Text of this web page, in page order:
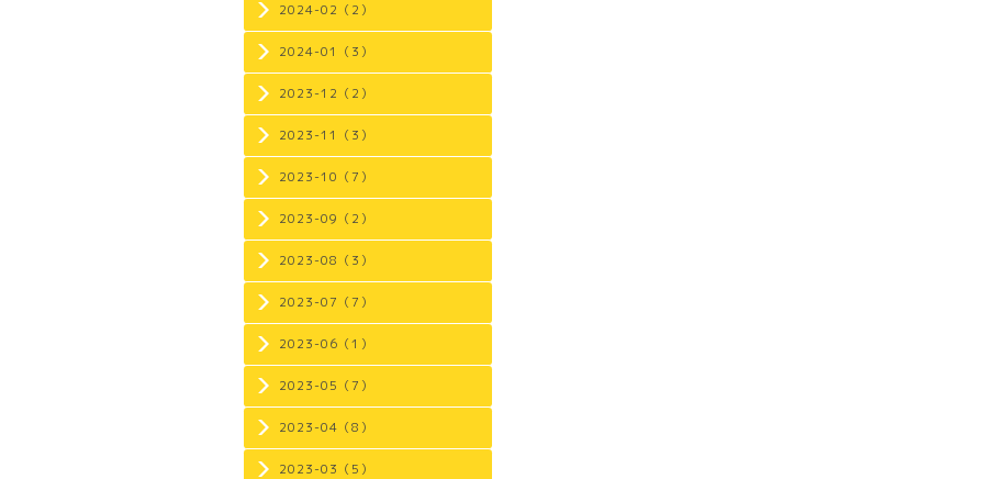
2024-02（2）
2024-01（3）
2023-12（2）
2023-11（3）
2023-10（7）
2023-09（2）
2023-08（3）
2023-07（7）
2023-06（1）
2023-05（7）
2023-04（8）
2023-03（5）